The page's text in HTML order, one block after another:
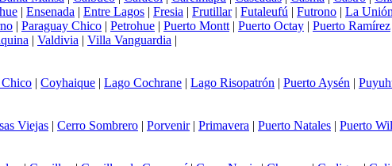
| Ensenada | Entre Lagos | Fresia | Frutillar| Futaleufú | Futrono | La
| Paraguay Chico | Petrohue | Puerto Montt | Puerto Octay | Puerto Ramírez
| Valdivia | Villa Vanguardia |
| Coyhaique | Lago Cochrane | Lago Risopatrón | Puerto Aysén |
Viejas | Cerro Sombrero | Porvenir| Primavera | Puerto Natales | Puerto